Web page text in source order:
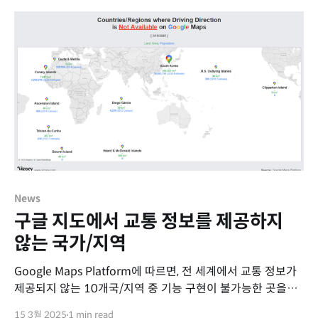
News
구글 지도에서 교통 정보를 제공하지
않는 국가/지역
Google Maps Platform에 따르면, 전 세계에서 교통 정보가
제공되지 않는 10개국/지역 중 기능 구현이 불가능한 곳을
15 3월 2025 1 min read